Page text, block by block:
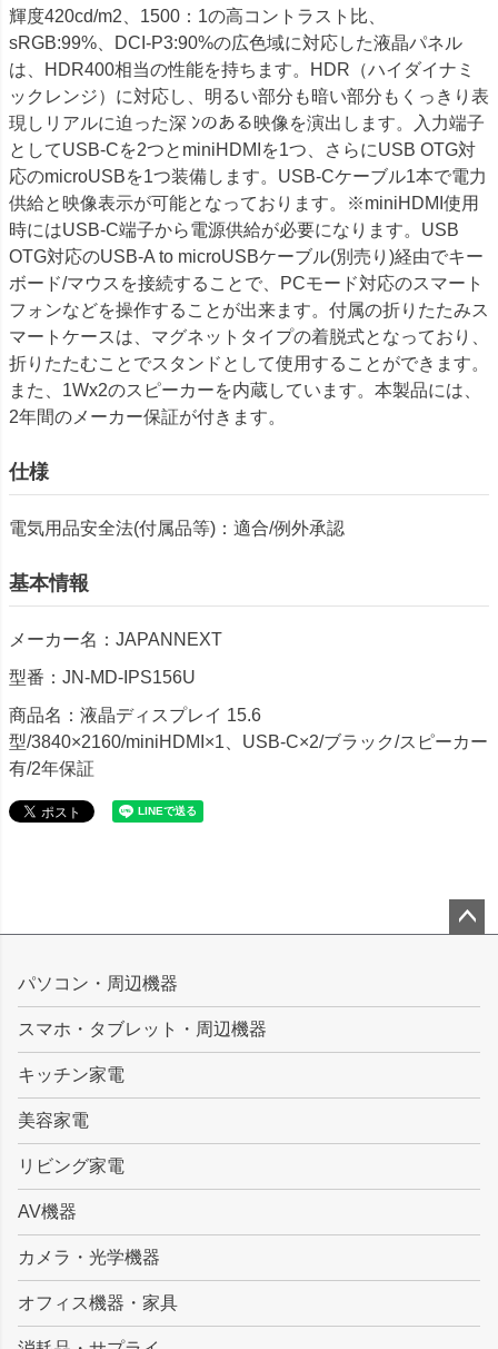
輝度420cd/m2、1500：1の高コントラスト比、
sRGB:99%、DCI-P3:90%の広色域に対応した液晶パネル
は、HDR400相当の性能を持ちます。HDR（ハイダイナミ
ックレンジ）に対応し、明るい部分も暗い部分もくっきり表
現しリアルに迫った深 ﾝのある映像を演出します。入力端子
としてUSB-Cを2つとminiHDMIを1つ、さらにUSB OTG対
応のmicroUSBを1つ装備します。USB-Cケーブル1本で電力
供給と映像表示が可能となっております。※miniHDMI使用
時にはUSB-C端子から電源供給が必要になります。USB
OTG対応のUSB-A to microUSBケーブル(別売り)経由でキー
ボード/マウスを接続することで、PCモード対応のスマート
フォンなどを操作することが出来ます。付属の折りたたみス
マートケースは、マグネットタイプの着脱式となっており、
折りたたむことでスタンドとして使用することができます。
また、1Wx2のスピーカーを内蔵しています。本製品には、
2年間のメーカー保証が付きます。
仕様
電気用品安全法(付属品等)：適合/例外承認
基本情報
メーカー名：JAPANNEXT
型番：JN-MD-IPS156U
商品名：液晶ディスプレイ 15.6
型/3840×2160/miniHDMI×1、USB-C×2/ブラック/スピーカー
有/2年保証
ップ
パソコン・周辺機器
スマホ・タブレット・周辺機器
キッチン家電
美容家電
リビング家電
AV機器
カメラ・光学機器
オフィス機器・家具